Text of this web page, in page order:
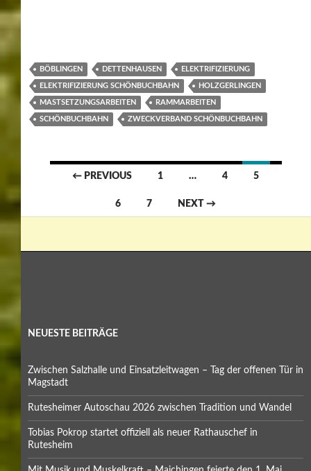
BÖBLINGEN DETTENHAUSEN ELEKTRIFIZIERUNG
ELEKTRIFIZIERUNG SCHÖNBUCHBAHN HOLZGERLINGEN
MASTSETZUNGSARBEITEN RAMMARBEITEN
SCHÖNBUCHBAHN ZWECKVERBAND SCHÖNBUCHBAHN
Posts
navigation
← PREVIOUS 1 … 4 5
6 7 NEXT →
NEUESTE BEITRÄGE
Zwischen Salzhalle und Einsatzleitwagen – Tag der offenen Tür in
Magstadt
Rutesheimer Autoschau 2026 zwischen Tradition und Wandel
Tobias Pokrop startet offiziell als neuer Rathauschef in
Rutesheim